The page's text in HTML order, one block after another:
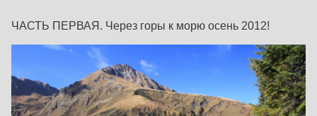
ЧАСТЬ ПЕРВАЯ. Через горы к морю осень 2012!